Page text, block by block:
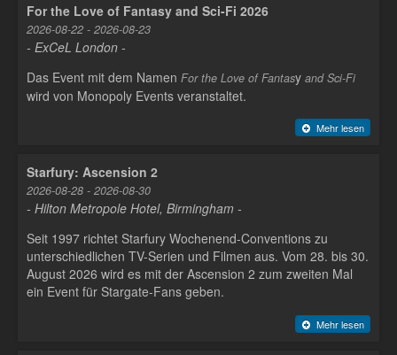
For the Love of Fantasy and Sci-Fi 2026
2026-08-22 - 2026-08-23
- ExCeL London -
Das Event mit dem Namen For the Love of Fantasy and Sci-Fi
wird von Monopoly Events veranstaltet.
Mehr lesen
Starfury: Ascension 2
2026-08-28 - 2026-08-30
- Hilton Metropole Hotel, Birmingham -
Seit 1997 richtet Starfury Wochenend-Conventions zu
unterschiedlichen TV-Serien und Filmen aus. Vom 28. bis 30.
August 2026 wird es mit der Ascension 2 zum zweiten Mal
ein Event für Stargate-Fans geben.
Mehr lesen